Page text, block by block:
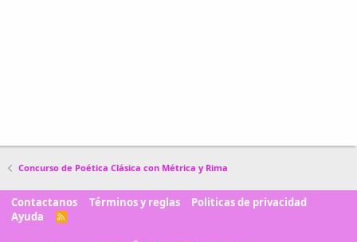
Concurso de Poética Clásica con Métrica y Rima
Contactanos Términos y reglas
Politicas de privacidad
Ayuda
R